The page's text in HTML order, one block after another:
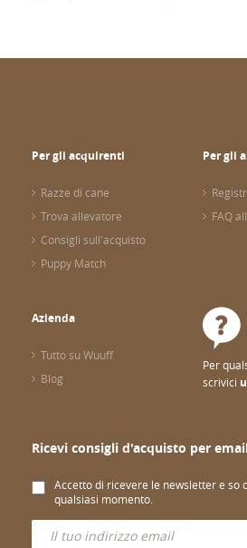
Per gli acquirenti
Razze di cane
Trova allevatore
Consigli sull'acquisto
Puppy Match
Per gli
FAQ
Azienda
Tutto su Wuuff
Blog
Per
scrivici
Ricevi consigli d'acquisto per
Accetto di ricevere le newsletter e so
qualsiasi momento.